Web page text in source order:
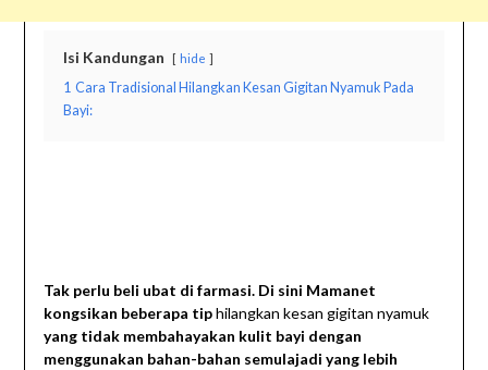
Isi Kandungan hide
1 Cara Tradisional Hilangkan Kesan Gigitan Nyamuk Pada
Bayi:
Tak perlu beli ubat di farmasi. Di sini Mamanet
kongsikan beberapa tiphilangkan kesan gigitan nyamuk
yang tidak membahayakan kulit bayi dengan
menggunakan bahan-bahan semulajadi yang lebih